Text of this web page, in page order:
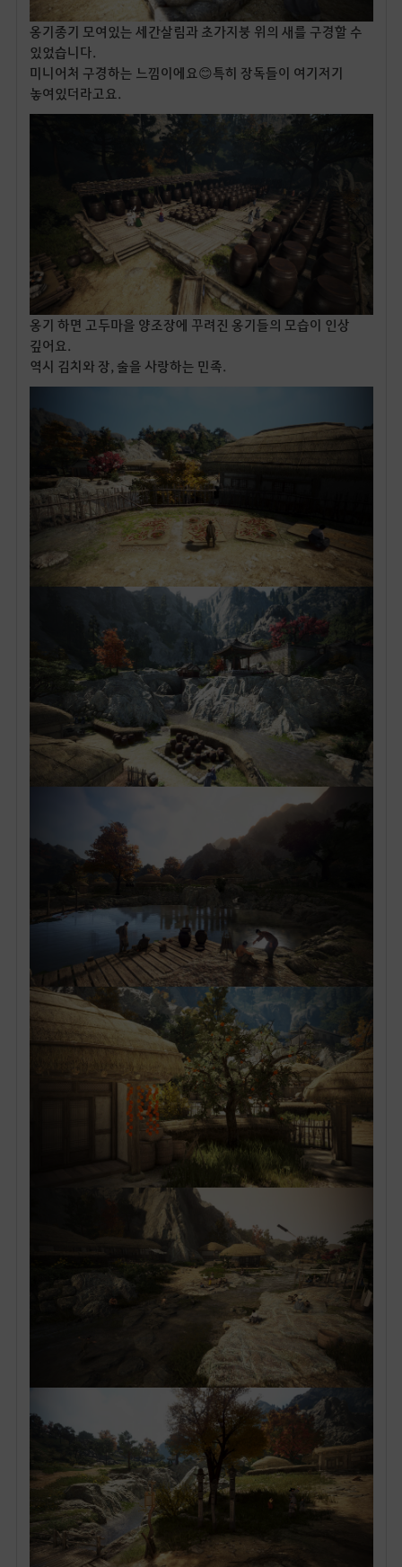
옹기종기 모여있는 세간살림과 초가지붕 위의 새를 구경할 수
있었습니다.
미니어처 구경하는 느낌이에요😊특히 장독들이 여기저기
놓여있더라고요.
옹기 하면 고두마을 양조장에 꾸려진 옹기들의 모습이 인상
깊어요.
역시 김치와 장, 술을 사랑하는 민족.